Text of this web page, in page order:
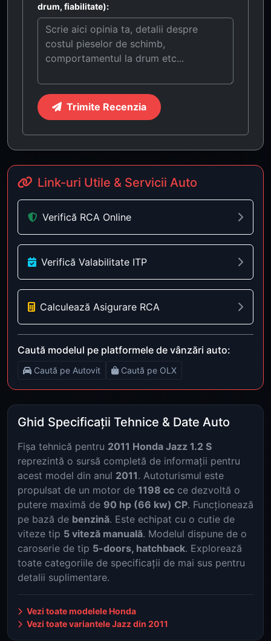
drum, fiabilitate):
Trimite Recenzia
Link-uri Utile & Servicii Auto
Verifică RCA Online
Verifică Valabilitate ITP
Calculează Asigurare RCA
Caută modelul pe platformele de vânzări auto:
Caută pe Autovit Caută pe OLX
Ghid Specificații Tehnice & Date Auto
Fișa tehnică pentru 2011 Honda Jazz 1.2 S
reprezintă o sursă completă de informații pentru
acest model din anul 2011. Autoturismul este
propulsat de un motor de 1198 cc ce dezvoltă o
putere maximă de 90 hp (66 kw) CP. Funcționează
pe bază de benzină. Este echipat cu o cutie de
viteze tip 5 viteză manuală. Modelul dispune de o
caroserie de tip 5-doors, hatchback. Explorează
toate categoriile de specificații de mai sus pentru
detalii suplimentare.
Vezi toate modelele Honda
Vezi toate variantele Jazz din 2011